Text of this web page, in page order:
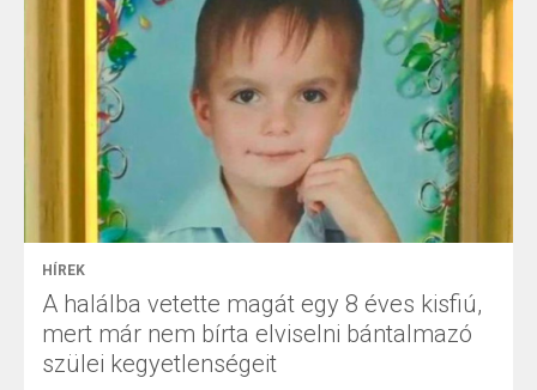
HÍREK
A halálba vetette magát egy 8 éves kisfiú,
mert már nem bírta elviselni bántalmazó
szülei kegyetlenségeit